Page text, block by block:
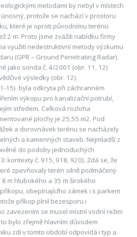
metodami by nebyl v místech
protože se nachází v prostoru
které je oproti původnímu terénu
2 m. Proto jsme zvážili nabídku firmy
na využití nedestruktivní metody výzkumu
(GPR – Ground Penetrating Radar).
jako sonda č. 4/2001 (obr. 11, 12)
výsledky (obr. 12).
15) byla odkryta při záchranném
výkopu pro kanalizační potrubí,
středem. Celková rozloha
plochy je 25,55 m2. Pod
a dorovnávek terénu se nacházely
a kamenných staveb. Nejmladší z
do podoby jednoduchých
kontexty č. 915, 918, 920). Zdá se, že
zpevňovaly terén silně podmáčený
m hlubokého a 35 m širokého
obepínajícího zámek i s parkem
příkop plnil bezesporu i
zavezením se musel místní vodní režim
bylo zřejmě hlavním důvodem
zdí v tomto období odpovídá i typ a